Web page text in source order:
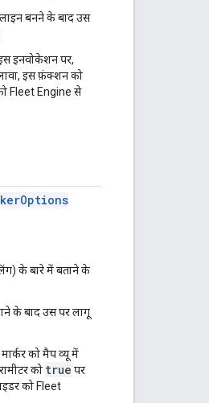
बनने के बाद उस
इनवोकेशन पर,
इस फ़ंक्शन को
Fleet Engine से
के बारे में बताने के
के बाद उस पर लागू
को मैप व्यू में
को true पर
को Fleet